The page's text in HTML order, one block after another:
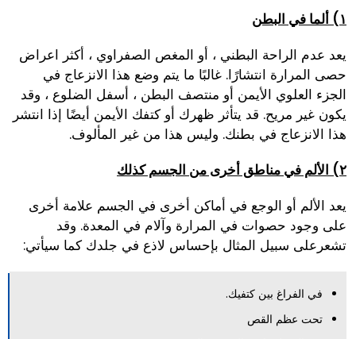
١) ألما في البطن
يعد عدم الراحة البطني ، أو المغص الصفراوي ، أكثر اعراض
حصى المرارة انتشارًا. غالبًا ما يتم وضع هذا الانزعاج في
الجزء العلوي الأيمن أو منتصف البطن ، أسفل الضلوع ، وقد
يكون غير مريح. قد يتأثر ظهرك أو كتفك الأيمن أيضًا إذا انتشر
هذا الانزعاج في بطنك. وليس هذا من غير المألوف.
٢) الألم في مناطق أخرى من الجسم كذلك
يعد الألم أو الوجع في أماكن أخرى في الجسم علامة أخرى
على وجود حصوات في المرارة وآلام في المعدة. وقد
تشعرعلى سبيل المثال بإحساس لاذع في جلدك كما سيأتي:
في الفراغ بين كتفيك.
تحت عظم القص